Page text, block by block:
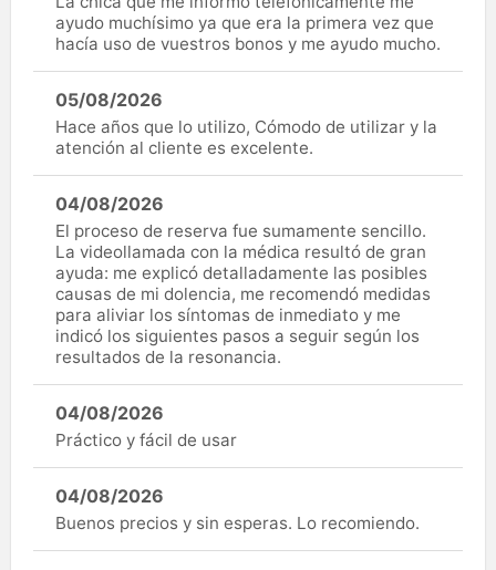
ayudo muchísimo ya que era la primera vez que
hacía uso de vuestros bonos y me ayudo mucho.
05/08/2026
Hace años que lo utilizo, Cómodo de utilizar y la
atención al cliente es excelente.
04/08/2026
El proceso de reserva fue sumamente sencillo.
La videollamada con la médica resultó de gran
ayuda: me explicó detalladamente las posibles
causas de mi dolencia, me recomendó medidas
para aliviar los síntomas de inmediato y me
indicó los siguientes pasos a seguir según los
resultados de la resonancia.
04/08/2026
Práctico y fácil de usar
04/08/2026
Buenos precios y sin esperas. Lo recomiendo.